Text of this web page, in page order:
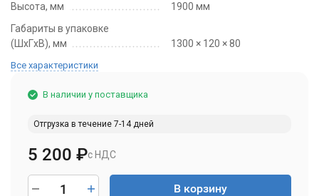
Высота, мм
1900 мм
Габариты в упаковке
(ШxГxВ), мм
1300 × 120 × 80
Все характеристики
В наличии у поставщика
Отгрузка в течение 7-14 дней
с НДС
5 200 ₽
В корзину